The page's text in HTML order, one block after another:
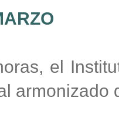
el
armonizado